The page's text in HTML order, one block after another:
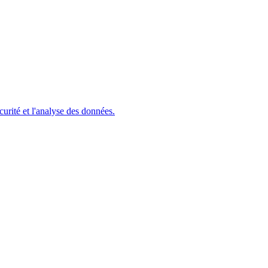
et l'analyse des données.